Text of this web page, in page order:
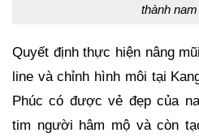
thành
Quyết định thực hiện nâng
line và chỉnh hình môi tại
Phúc có được vẻ đẹp của
tim người hâm mộ và còn